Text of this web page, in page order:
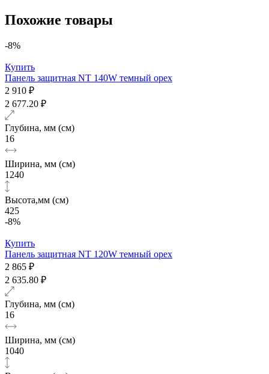
Похожие товары
-8%
Купить
Панель защитная NT 140W темный орех
2 910 ₽
2 677.20 ₽
Глубина, мм (см)
16
Ширина, мм (см)
1240
Высота,мм (см)
425
-8%
Купить
Панель защитная NT 120W темный орех
2 865 ₽
2 635.80 ₽
Глубина, мм (см)
16
Ширина, мм (см)
1040